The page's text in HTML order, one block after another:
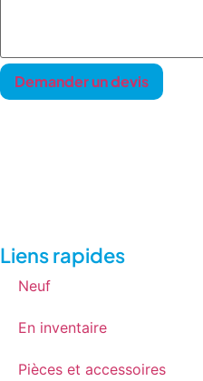
Liens rapides
Neuf
En inventaire
Pièces et accessoires